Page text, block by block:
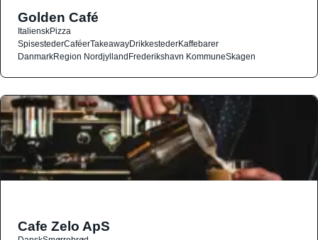
Golden Café
ItalienskPizza
SpisestederCaféerTakeawayDrikkestederKaffebarer
DanmarkRegion NordjyllandFrederikshavn KommuneSkagen
Cafe Zelo ApS